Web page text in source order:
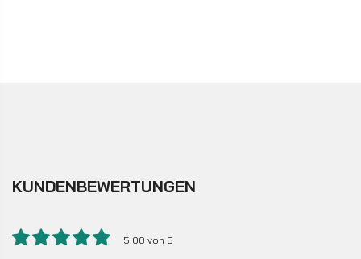
KUNDENBEWERTUNGEN
5.00 von 5